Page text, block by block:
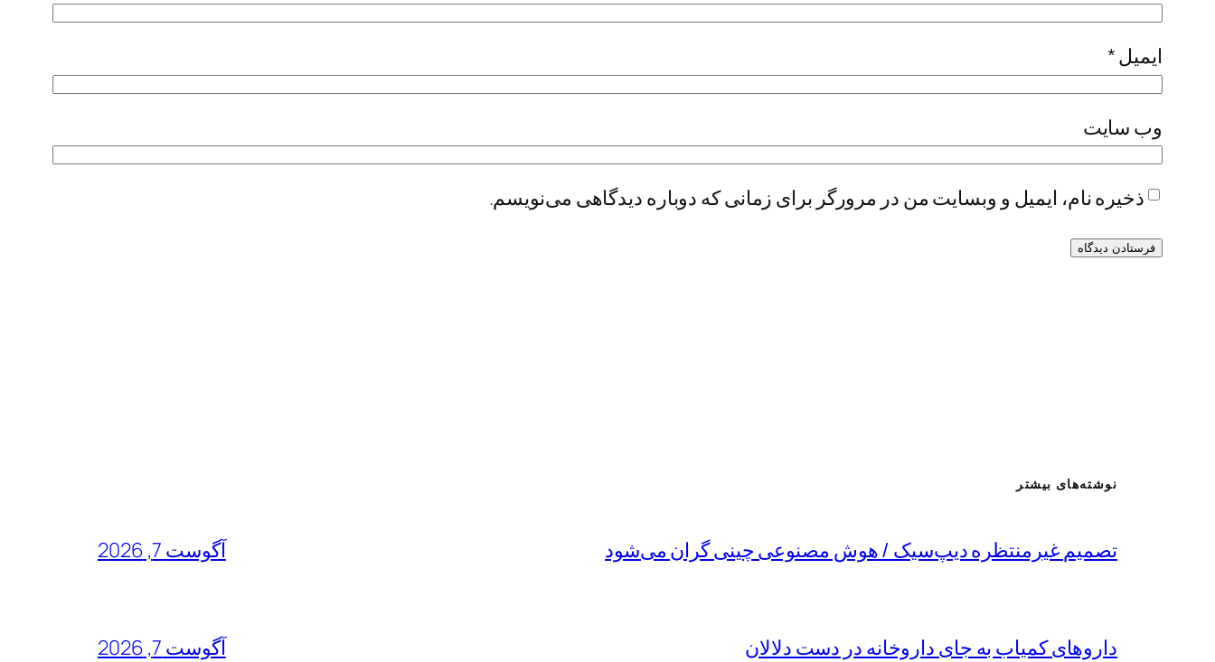
ایمیل*
وب‌ سایت
ذخیره نام، ایمیل و وبسایت من در مرورگر برای زمانی که دوباره دیدگاهی می‌نویسم.
نوشته‌های بیشتر
تصمیم غیرمنتظره دیپ‌سیک / هوش مصنوعی چینی گران می‌شود آگوست 7, 2026
داروهای کمیاب به جای داروخانه در دست دلالان آگوست 7, 2026